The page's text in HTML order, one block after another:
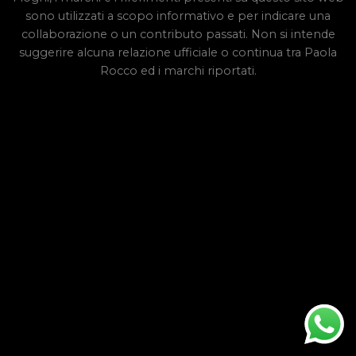
sono utilizzati a scopo informativo e per indicare una
collaborazione o un contributo passati. Non si intende
suggerire alcuna relazione ufficiale o continua tra Paola
Rocco ed i marchi riportati.